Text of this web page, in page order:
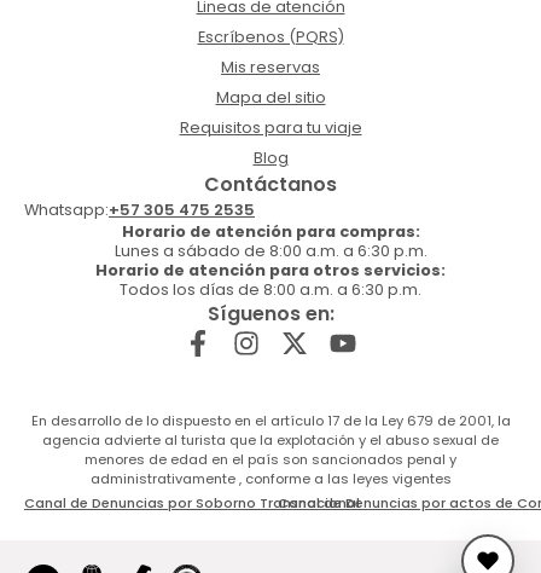
Lineas de atención
Escríbenos (PQRS)
Mis reservas
Mapa del sitio
Requisitos para tu viaje
Blog
Contáctanos
Whatsapp:+57 305 475 2535
Horario de atención para compras:
Lunes a sábado de 8:00 a.m. a 6:30 p.m.
Horario de atención para otros servicios:
Todos los días de 8:00 a.m. a 6:30 p.m.
Síguenos en:
En desarrollo de lo dispuesto en el artículo 17 de la Ley 679 de 2001, la
agencia advierte al turista que la explotación y el abuso sexual de
menores de edad en el país son sancionados penal y
administrativamente , conforme a las leyes vigentes
Canal de Denuncias por Soborno TransnacionalCanal de Denuncias por actos de